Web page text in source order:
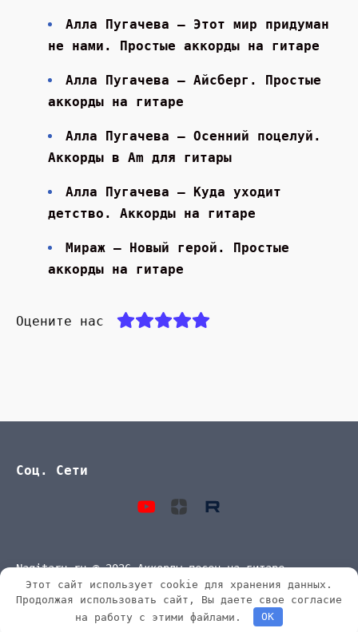
Алла Пугачева — Этот мир придуман
не нами. Простые аккорды на гитаре
Алла Пугачева — Айсберг. Простые
аккорды на гитаре
Алла Пугачева — Осенний поцелуй.
Аккорды в Am для гитары
Алла Пугачева — Куда уходит
детство. Аккорды на гитаре
Мираж — Новый герой. Простые
аккорды на гитаре
Оцените нас
Соц. Сети
Nagitaru.ru © 2026 Аккорды песен на гитаре
Этот сайт использует cookie для хранения данных.
Продолжая использовать сайт, Вы даете свое согласие
на работу с этими файлами.
OK